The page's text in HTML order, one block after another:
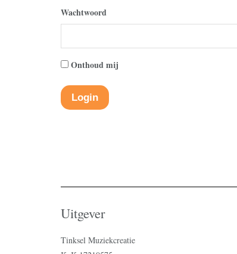
Wachtwoord
Onthoud mij
Uitgever
Tinksel Muziekcreatie